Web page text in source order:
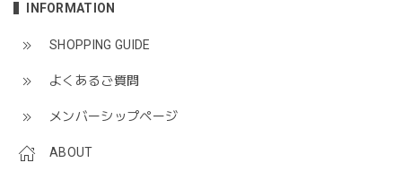
INFORMATION
SHOPPING GUIDE
よくあるご質問
メンバーシップページ
ABOUT